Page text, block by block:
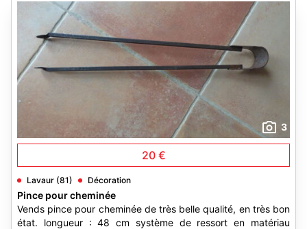
3
20 €
Lavaur (81) Décoration
Pince pour cheminée
Vends pince pour cheminée de très belle qualité, en très bon
état. longueur : 48 cm système de ressort en matériau